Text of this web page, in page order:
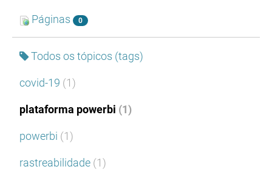
Páginas 0
Todos os tópicos (tags)
covid-19 (1)
plataforma powerbi (1)
powerbi (1)
rastreabilidade (1)